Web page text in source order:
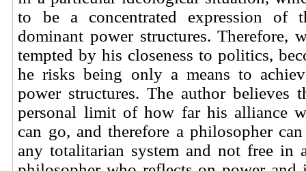
to be a concentrated expression of
dominant power structures. Therefore,
tempted by his closeness to politics,
he risks being only a means to
power structures. The author believes
personal limit of how far his alliance
can go, and therefore a philosopher
any totalitarian system and not free in